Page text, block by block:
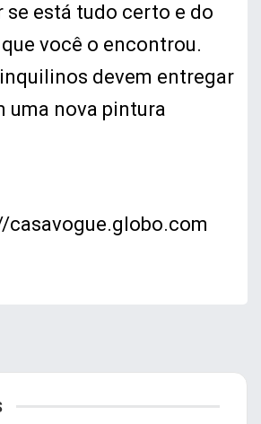
se está tudo certo e do
você o encontrou.
devem entregar
uma nova pintura
casavogue.globo.com